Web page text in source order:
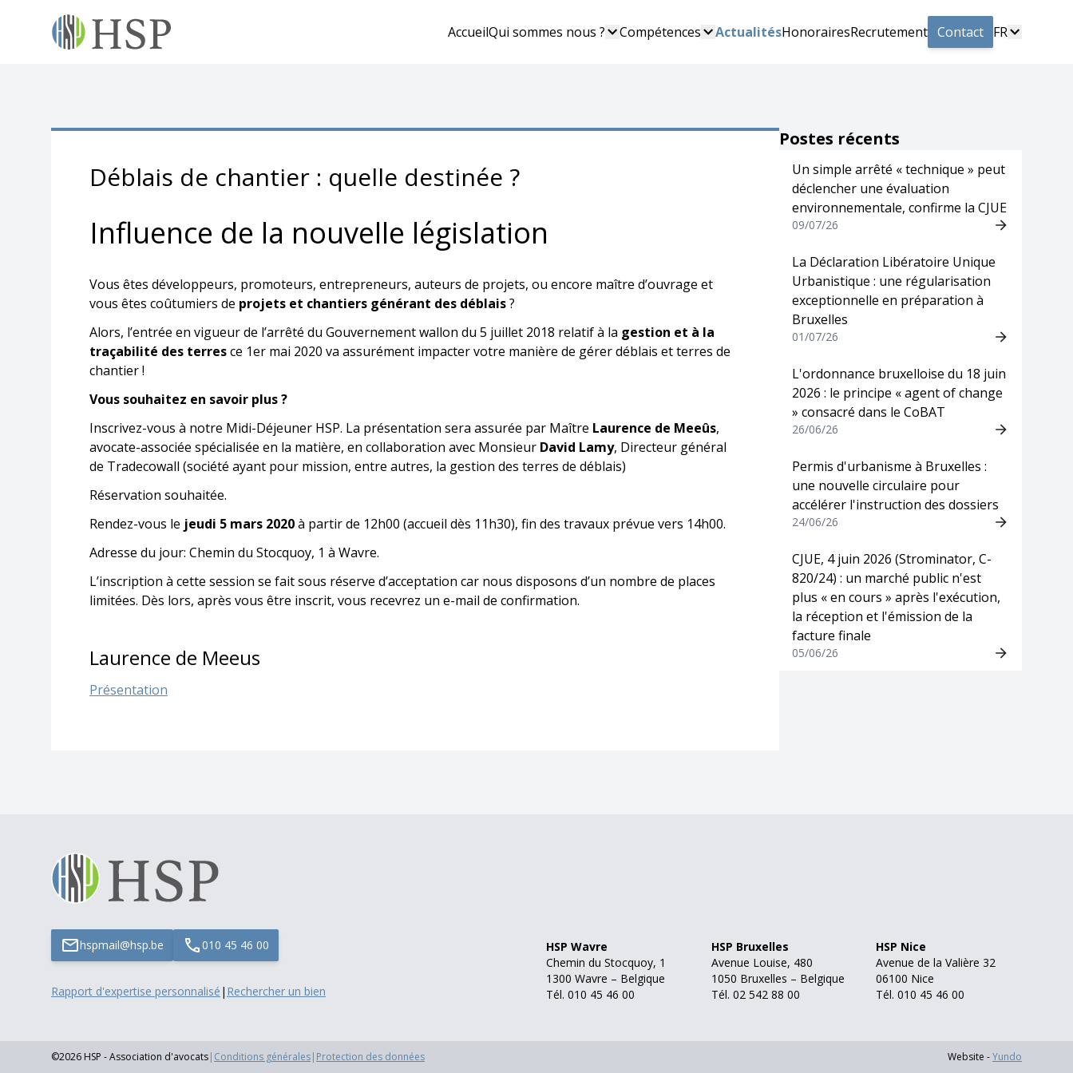
AccueilQui sommes nous ? Compétences ActualitésHonorairesRecrutement Contact FR
Déblais de chantier : quelle destinée ?
Influence de la nouvelle législation
Vous êtes développeurs, promoteurs, entrepreneurs, auteurs de projets, ou encore maître d’ouvrage et
vous êtes coûtumiers de projets et chantiers générant des déblais?
Alors, l’entrée en vigueur de l’arrêté du Gouvernement wallon du 5 juillet 2018 relatif à la gestion et à la
traçabilité des terresce 1er mai 2020 va assurément impacter votre manière de gérer déblais et terres de
chantier !
Vous souhaitez en savoir plus ?
Inscrivez-vous à notre Midi-Déjeuner HSP. La présentation sera assurée par Maître Laurence de Meeûs,
avocate-associée spécialisée en la matière, en collaboration avec Monsieur David Lamy, Directeur général
de Tradecowall (société ayant pour mission, entre autres, la gestion des terres de déblais)
Réservation souhaitée.
Rendez-vous le jeudi 5 mars 2020à partir de 12h00 (accueil dès 11h30), fin des travaux prévue vers 14h00.
Adresse du jour: Chemin du Stocquoy, 1 à Wavre.
L’inscription à cette session se fait sous réserve d’acceptation car nous disposons d’un nombre de places
limitées. Dès lors, après vous être inscrit, vous recevrez un e-mail de confirmation.
Laurence de Meeus
Présentation
Postes récents
Un simple arrêté « technique » peut
déclencher une évaluation
environnementale, confirme la CJUE
09/07/26
La Déclaration Libératoire Unique
Urbanistique : une régularisation
exceptionnelle en préparation à
Bruxelles
01/07/26
L'ordonnance bruxelloise du 18 juin
2026 : le principe « agent of change
» consacré dans le CoBAT
26/06/26
Permis d'urbanisme à Bruxelles :
une nouvelle circulaire pour
accélérer l'instruction des dossiers
24/06/26
CJUE, 4 juin 2026 (Strominator, C-
820/24) : un marché public n'est
plus « en cours » après l'exécution,
la réception et l'émission de la
facture finale
05/06/26
hspmail@hsp.be 010 45 46 00
Rapport d'expertise personnalisé | Rechercher un bien
HSP Wavre
Chemin du Stocquoy, 1
1300 Wavre – Belgique
Tél. 010 45 46 00
HSP Bruxelles
Avenue Louise, 480
1050 Bruxelles – Belgique
Tél. 02 542 88 00
HSP Nice
Avenue de la Valière 32
06100 Nice
Tél. 010 45 46 00
©2026 HSP - Association d'avocats| Conditions générales| Protection des données Website -Yundo